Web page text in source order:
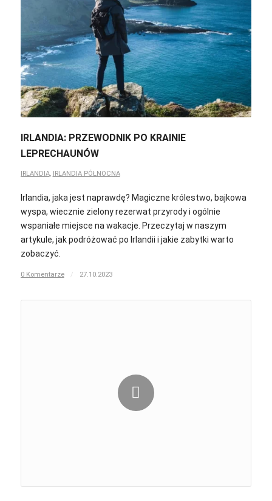
IRLANDIA: PRZEWODNIK PO KRAINIE
LEPRECHAUNÓW
IRLANDIA, IRLANDIA PÓŁNOCNA
Irlandia, jaka jest naprawdę? Magiczne królestwo, bajkowa
wyspa, wiecznie zielony rezerwat przyrody i ogólnie
wspaniałe miejsce na wakacje. Przeczytaj w naszym
artykule, jak podróżować po Irlandii i jakie zabytki warto
zobaczyć.
0 Komentarze / 27.10.2023